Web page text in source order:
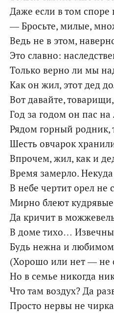
Даже если в том споре
— Бросьте, милые,
Ведь не в этом,
Это славно:
Только верно ли мы
Как он жил, этот дед
Вот давайте,
Год за годом он пас на
Рядом горный
Шесть овчарок
Впрочем, жил, как и
Время замерло.
В небе чертит орел не
Мирно блеют
Да кричит в
В доме тихо…
Будь нежна и
(Хорошо или нет — не
Но в семье никогда
Что там воздух? Да
Просто нервы не